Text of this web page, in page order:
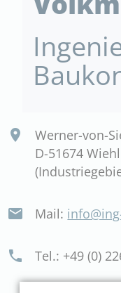
Werner-von-
D-51674 Wiehl
Mail:
Tel.: +49 (0)